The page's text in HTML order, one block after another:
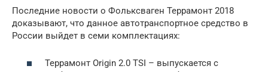
Последние новости о Фольксваген Террамонт 2018
доказывают, что данное автотранспортное средство в
России выйдет в семи комплектациях:
Террамонт Origin 2.0 TSI – выпускается с